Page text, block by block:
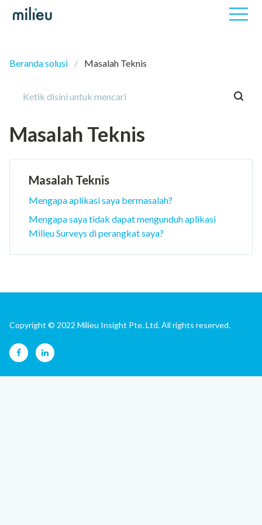
Beranda solusi Masalah Teknis
Masalah Teknis
Masalah Teknis
Mengapa aplikasi saya bermasalah?
Mengapa saya tidak dapat mengunduh aplikasi
Milieu Surveys di perangkat saya?
Copyright © 2022 Milieu Insight Pte. Ltd. All rights reserved.